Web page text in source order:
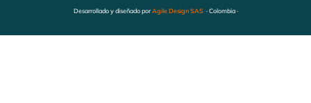
Desarrollado y diseñado porAgile Design SAS· Colombia ·